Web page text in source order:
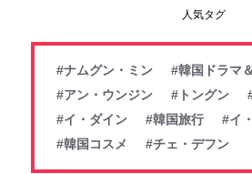
人気タグ
#ナムグン・ミン
#韓国ドラマ
#アン・ウンジン
#トングン
#イ・ダイン
#韓国旅行
#イ
#韓国コスメ
#チェ・デフン